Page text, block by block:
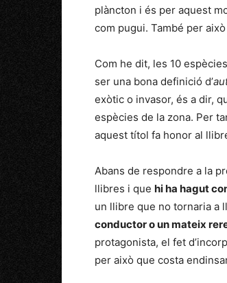
plàncton i és per aquest
com pugui. També per
Com he dit, les 10
ser una bona definició d’
exòtic o invasor, és a dir,
espècies de la zona. Per
aquest títol fa honor al
Abans de respondre a la
llibres i que hi ha hagut
un llibre que no tornaria a
conductor o un mateix
protagonista, el fet
per això que costa